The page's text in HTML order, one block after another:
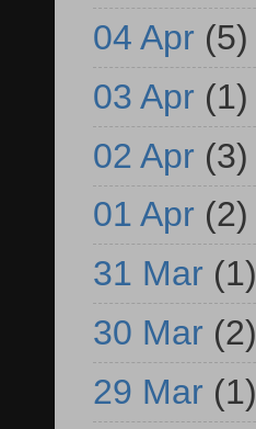
04 Apr (5)
03 Apr (1)
02 Apr (3)
01 Apr (2)
31 Mar (1)
30 Mar (2)
29 Mar (1)